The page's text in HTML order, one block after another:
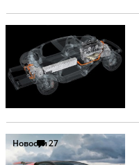
Новости27